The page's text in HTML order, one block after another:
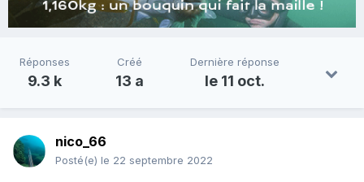
Réponses
9.3 k
Créé
13 a
Dernière réponse
le 11 oct.
nico_66
Posté(e) le 22 septembre 2022